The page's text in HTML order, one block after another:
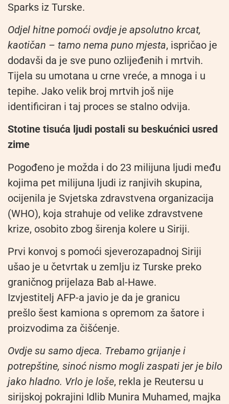
Sparks iz Turske.
Odjel hitne pomoći ovdje je apsolutno krcat,
kaotičan – tamo nema puno mjesta, ispričao je
dodavši da je sve puno ozlijeđenih i mrtvih.
Tijela su umotana u crne vreće, a mnoga i u
tepihe. Jako velik broj mrtvih još nije
identificiran i taj proces se stalno odvija.
Stotine tisuća ljudi postali su beskućnici usred
zime
Pogođeno je možda i do 23 milijuna ljudi među
kojima pet milijuna ljudi iz ranjivih skupina,
ocijenila je Svjetska zdravstvena organizacija
(WHO), koja strahuje od velike zdravstvene
krize, osobito zbog širenja kolere u Siriji.
Prvi konvoj s pomoći sjeverozapadnoj Siriji
ušao je u četvrtak u zemlju iz Turske preko
graničnog prijelaza Bab al-Hawe.
Izvjestitelj AFP-a javio je da je granicu
prešlo šest kamiona s opremom za šatore i
proizvodima za čišćenje.
Ovdje su samo djeca. Trebamo grijanje i
potrepštine, sinoć nismo mogli zaspati jer je bilo
jako hladno. Vrlo je loše, rekla je Reutersu u
sirijskoj pokrajini Idlib Munira Muhamed, majka